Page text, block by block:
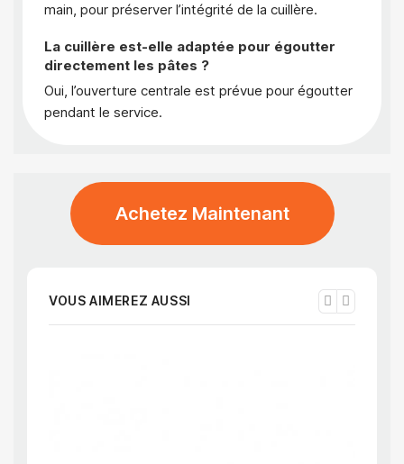
main, pour préserver l’intégrité de la cuillère.
La cuillère est-elle adaptée pour égoutter
directement les pâtes ?
Oui, l’ouverture centrale est prévue pour égoutter
pendant le service.
Achetez Maintenant
VOUS AIMEREZ AUSSI